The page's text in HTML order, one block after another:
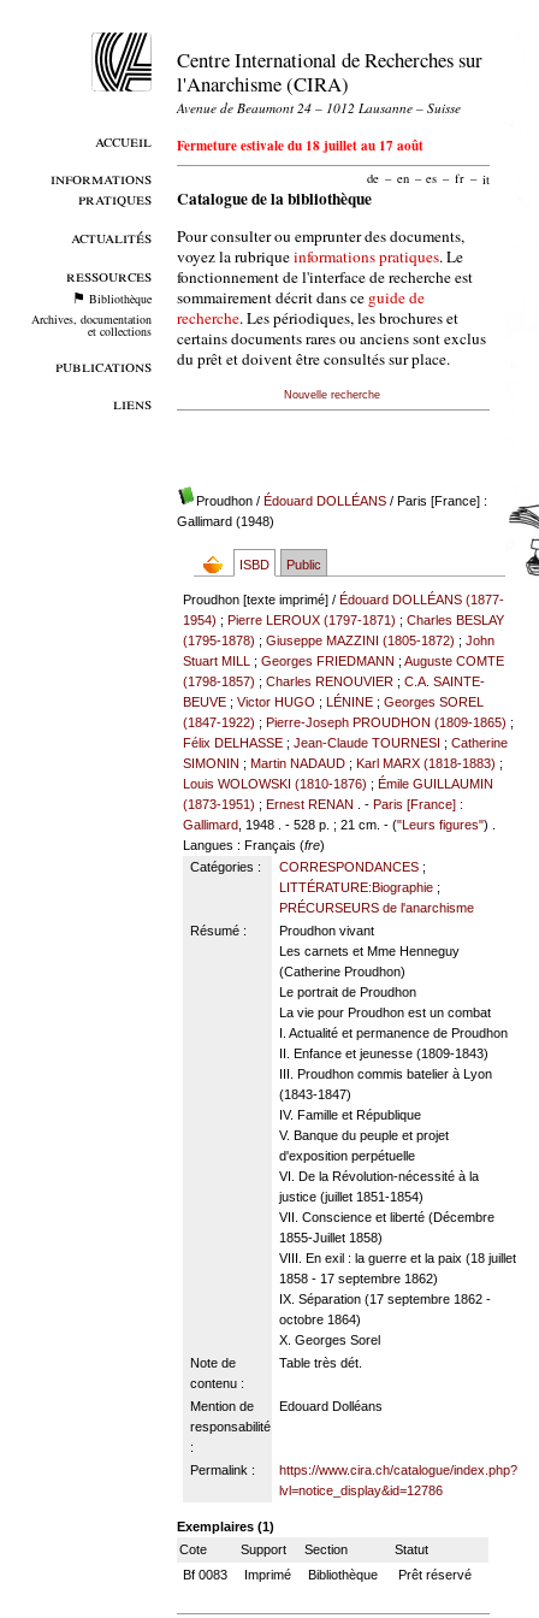
accueil
informations
pratiques
actualités
ressources
Bibliothèque
Archives, documentation
et collections
publications
liens
Centre International de Recherches sur
l'Anarchisme (CIRA)
Avenue de Beaumont 24 – 1012 Lausanne – Suisse
Fermeture estivale du 18 juillet au 17 août
de – en – es – fr – it
Catalogue de la bibliothèque
Pour consulter ou emprunter des documents,
voyez la rubriqueinformations pratiques. Le
fonctionnement de l'interface de recherche est
sommairement décrit dans ce guide de
recherche. Les périodiques, les brochures et
certains documents rares ou anciens sont exclus
du prêt et doivent être consultés sur place.
Nouvelle recherche
Proudhon/ Édouard DOLLÉANS/ Paris [France] :
Gallimard (1948)
ISBD Public
Proudhon [texte imprimé] /Édouard DOLLÉANS (1877-
1954) ;Pierre LEROUX (1797-1871) ;Charles BESLAY
(1795-1878) ;Giuseppe MAZZINI (1805-1872) ;John
Stuart MILL
;Georges FRIEDMANN ;Auguste COMTE
(1798-1857) ;Charles RENOUVIER ;C.A. SAINTE-
BEUVE ;Victor HUGO ;LÉNINE ;Georges SOREL
(1847-1922) ;Pierre-Joseph PROUDHON (1809-1865) ;
Félix DELHASSE ;Jean-Claude TOURNESI ;Catherine
SIMONIN ;Martin NADAUD ;Karl MARX (1818-1883) ;
Louis WOLOWSKI (1810-1876) ;Émile GUILLAUMIN
(1873-1951) ;Ernest RENAN . -Paris [France] :
Gallimard , 1948 . - 528 p. ; 21 cm. - ("Leurs figures") .
Langues : Français (fre)
Catégories :
CORRESPONDANCES;
LITTÉRATURE:Biographie;
PRÉCURSEURS de l'anarchisme
Résumé :
Proudhon vivant
Les carnets et Mme Henneguy
(Catherine Proudhon)
Le portrait de Proudhon
La vie pour Proudhon est un combat
I. Actualité et permanence de Proudhon
II. Enfance et jeunesse (1809-1843)
III. Proudhon commis batelier à Lyon
(1843-1847)
IV. Famille et République
V. Banque du peuple et projet
d'exposition perpétuelle
VI. De la Révolution-nécessité à la
justice (juillet 1851-1854)
VII. Conscience et liberté (Décembre
1855-Juillet 1858)
VIII. En exil : la guerre et la paix (18 juillet
1858 - 17 septembre 1862)
IX. Séparation (17 septembre 1862 -
octobre 1864)
X. Georges Sorel
Note de
contenu :
Table très dét.
Mention de
responsabilité
:
Edouard Dolléans
Permalink :
https://www.cira.ch/catalogue/index.php?
lvl=notice_display&id=12786
Exemplaires (1)
Cote
Support Section
Statut
Bf 0083
Imprimé Bibliothèque Prêt réservé